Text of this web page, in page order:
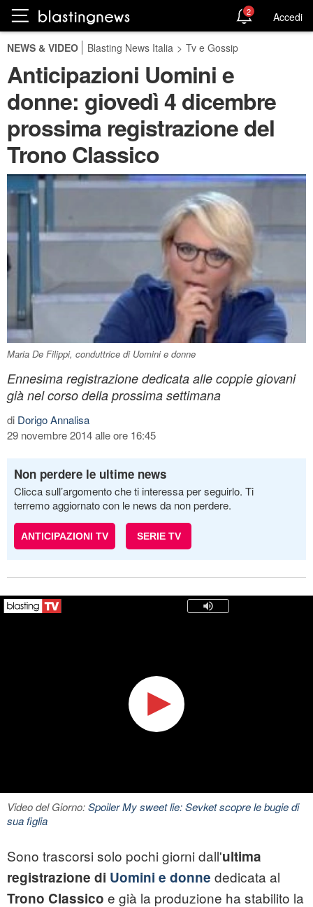
2 Accedi
NEWS & VIDEO Blasting News Italia > Tv e Gossip
Anticipazioni Uomini e
donne: giovedì 4 dicembre
prossima registrazione del
Trono Classico
Maria De Filippi, conduttrice di Uomini e donne
Ennesima registrazione dedicata alle coppie giovani
già nel corso della prossima settimana
di Dorigo Annalisa
29 novembre 2014 alle ore 16:45
Non perdere le ultime news
Clicca sull’argomento che ti interessa per seguirlo. Ti
terremo aggiornato con le news da non perdere.
ANTICIPAZIONI TV SERIE TV
Video del Giorno:Spoiler My sweet lie: Sevket scopre le bugie di
sua figlia
Sono trascorsi solo pochi giorni dall'ultima
registrazione di Uomini e donne dedicata al
Trono Classico e già la produzione ha stabilito la